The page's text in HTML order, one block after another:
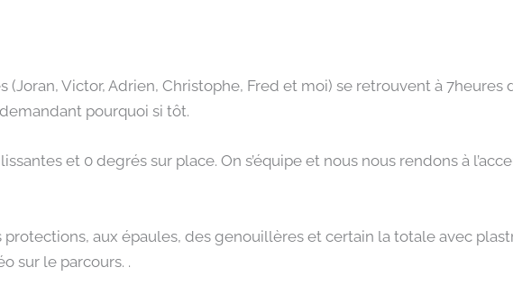
(Joran, Victor, Adrien, Christophe, Fred et moi) se retrouvent à 7heures
pourquoi si tôt.
et 0 degrés sur place. On s’équipe et nous nous rendons à
aux épaules, des genouillères et certain la totale avec
sur le parcours. .